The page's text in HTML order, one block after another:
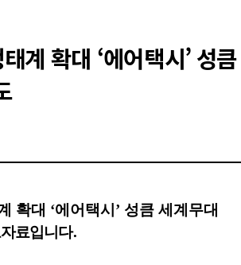
계 확대 ‘에어택시’ 성큼
확대 ‘에어택시’ 성큼 세계무대
료입니다.